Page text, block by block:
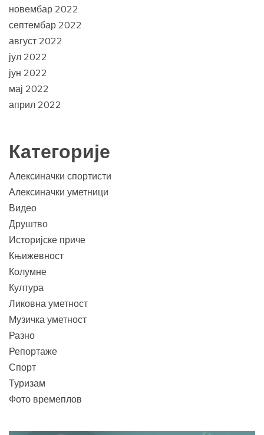
новембар 2022
септембар 2022
август 2022
јул 2022
јун 2022
мај 2022
април 2022
Категорије
Алексиначки спортисти
Алексиначки уметници
Видео
Друштво
Историјске приче
Књижевност
Колумне
Култура
Ликовна уметност
Музичка уметност
Разно
Репортаже
Спорт
Туризам
Фото времеплов